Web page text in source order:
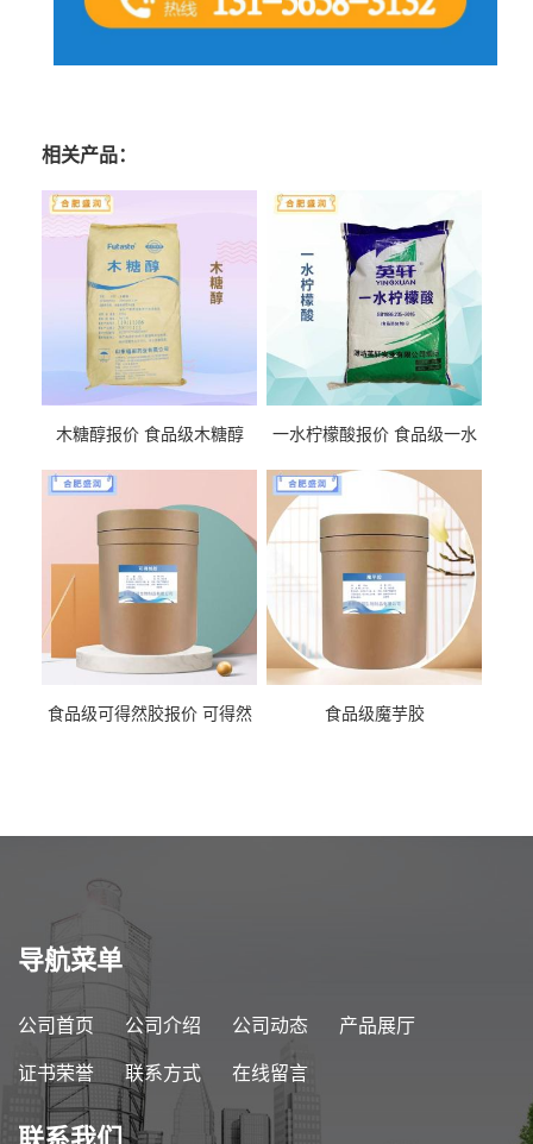
相关产品：
木糖醇报价 食品级木糖醇
一水柠檬酸报价 食品级一水
食品级可得然胶报价 可得然
食品级魔芋胶
导航菜单
公司首页 公司介绍 公司动态 产品展厅
证书荣誉 联系方式 在线留言